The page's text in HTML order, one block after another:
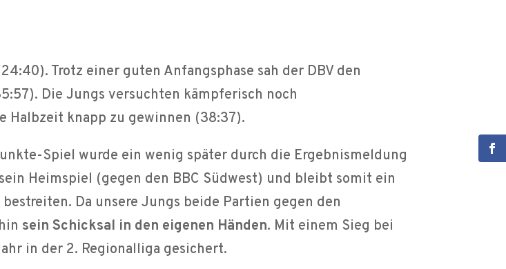
Trotz einer guten Anfangsphase sah der DBV den
Die Jungs versuchten kämpferisch noch
Halbzeit knapp zu gewinnen (38:37).
Spiel wurde ein wenig später durch die Ergebnismeldung
Heimspiel (gegen den BBC Südwest) und bleibt somit ein
Da unsere Jungs beide Partien gegen den
sein Schicksal in den eigenen Händen. Mit einem Sieg bei
in der 2. Regionalliga gesichert.